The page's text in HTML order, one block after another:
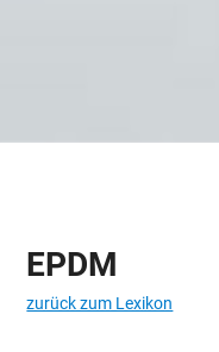
EPDM
zurück zum Lexikon